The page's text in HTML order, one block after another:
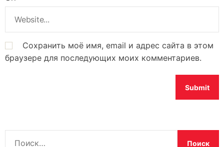
Сохранить моё имя, email и адрес сайта в этом
браузере для последующих моих комментариев.